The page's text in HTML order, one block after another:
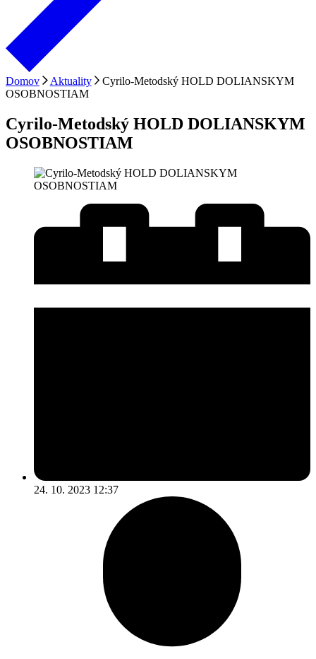
Domov Aktuality
Cyrilo-Metodský HOLD DOLIANSKYM
OSOBNOSTIAM
Cyrilo-Metodský HOLD DOLIANSKYM
OSOBNOSTIAM
24. 10. 2023 12:37